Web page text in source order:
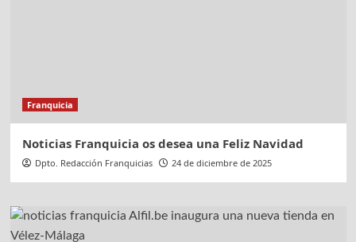
Franquicia
Noticias Franquicia os desea una Feliz Navidad
Dpto. Redacción Franquicias 24 de diciembre de 2025